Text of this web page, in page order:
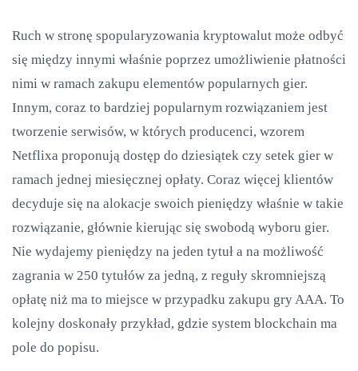
Ruch w stronę spopularyzowania kryptowalut może odbyć
się między innymi właśnie poprzez umożliwienie płatności
nimi w ramach zakupu elementów popularnych gier.
Innym, coraz to bardziej popularnym rozwiązaniem jest
tworzenie serwisów, w których producenci, wzorem
Netflixa proponują dostęp do dziesiątek czy setek gier w
ramach jednej miesięcznej opłaty. Coraz więcej klientów
decyduje się na alokacje swoich pieniędzy właśnie w takie
rozwiązanie, głównie kierując się swobodą wyboru gier.
Nie wydajemy pieniędzy na jeden tytuł a na możliwość
zagrania w 250 tytułów za jedną, z reguły skromniejszą
opłatę niż ma to miejsce w przypadku zakupu gry AAA. To
kolejny doskonały przykład, gdzie system blockchain ma
pole do popisu.